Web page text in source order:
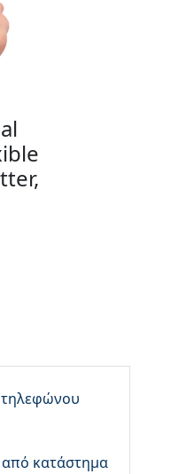
κατάστημα